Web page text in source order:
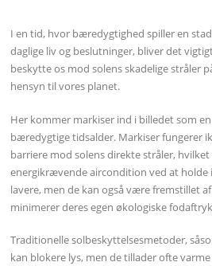
I en tid, hvor bæredygtighed spiller en
daglige liv og beslutninger, bliver det
beskytte os mod solens skadelige stråler
hensyn til vores planet.
Her kommer markiser ind i billedet som
bæredygtige tidsalder. Markiser fungerer
barriere mod solens direkte stråler,
energikrævende aircondition ved at
lavere, men de kan også være fremstillet
minimerer deres egen økologiske
Traditionelle solbeskyttelsesmetoder,
kan blokere lys, men de tillader ofte